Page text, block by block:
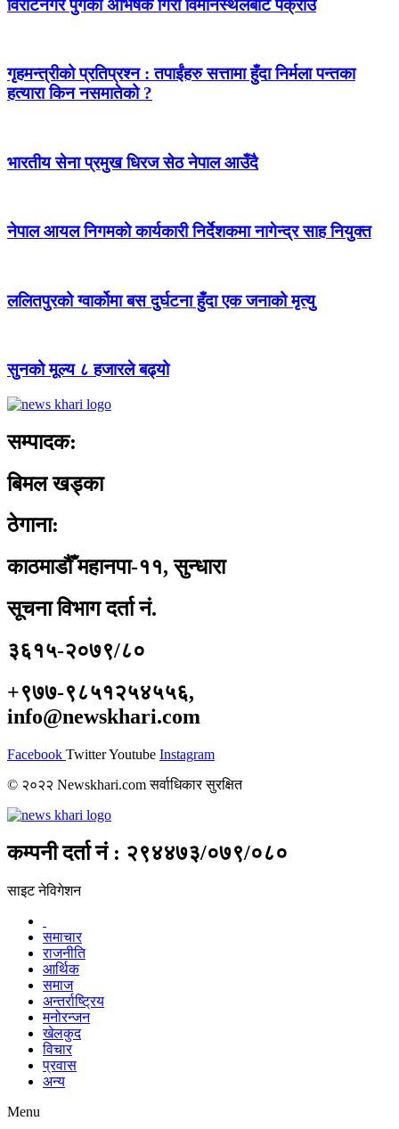
विराटनगर पुगेका अभिषेक गिरी विमानस्थलबाटै पक्राउ
गृहमन्त्रीको प्रतिप्रश्न : तपाईंहरु सत्तामा हुँदा निर्मला पन्तका
हत्यारा किन नसमातेको ?
भारतीय सेना प्रमुख धिरज सेठ नेपाल आउँदै
नेपाल आयल निगमको कार्यकारी निर्देशकमा नागेन्द्र साह नियुक्त
ललितपुरको ग्वार्कोमा बस दुर्घटना हुँदा एक जनाको मृत्यु
सुनको मूल्य ८ हजारले बढ्यो
सम्पादक:
बिमल खड्का
ठेगाना:
काठमाडौँ महानपा-११, सुन्धारा
सूचना विभाग दर्ता नं.
३६१५-२०७९/८०
+९७७-९८५१२५४५५६,
info@newskhari.com
Facebook TwitterYoutube Instagram
© २०२२ Newskhari.com सर्वाधिकार सुरक्षित
कम्पनी दर्ता नं : २९४४७३/०७९/०८०
साइट नेविगेशन
समाचार
राजनीति
आर्थिक
समाज
अन्तर्राष्ट्रिय
मनोरन्जन
खेलकुद
विचार
प्रवास
अन्य
Menu